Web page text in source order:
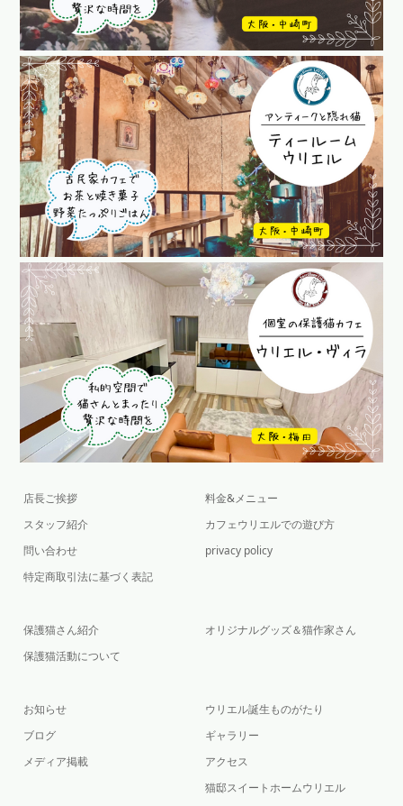
店長ご挨拶
スタッフ紹介
問い合わせ
特定商取引法に基づく表記
料金&メニュー
カフェウリエルでの遊び方
privacy policy
保護猫さん紹介
保護猫活動について
オリジナルグッズ＆猫作家さん
お知らせ
ブログ
メディア掲載
ウリエル誕生ものがたり
ギャラリー
アクセス
猫邸スイートホームウリエル